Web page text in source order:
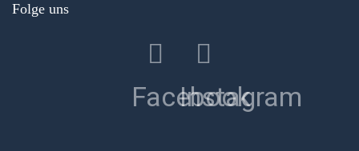
Folge uns
Facebook
Instagram